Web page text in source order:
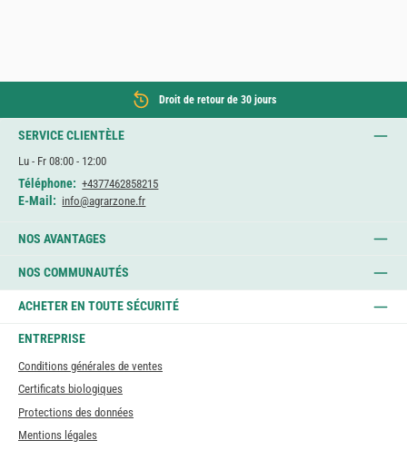
Droit de retour de 30 jours
SERVICE CLIENTÈLE
Lu - Fr 08:00 - 12:00
Téléphone: +4377462858215
E-Mail: info@agrarzone.fr
NOS AVANTAGES
NOS COMMUNAUTÉS
ACHETER EN TOUTE SÉCURITÉ
ENTREPRISE
Conditions générales de ventes
Certificats biologiques
Protections des données
Mentions légales